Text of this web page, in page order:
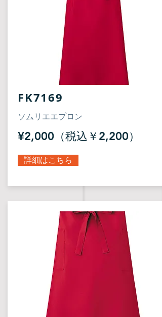
FK7169
​ソムリエエプロン
¥2,000（税込￥2,200）
詳細はこちら